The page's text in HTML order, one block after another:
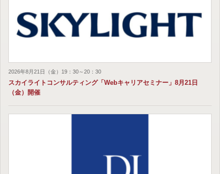
2026年8月21日（金）19：30～20：30
スカイライトコンサルティング「Webキャリアセミナー」8月21日
（金）開催